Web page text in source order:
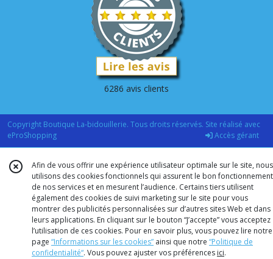
6286 avis clients
Copyright Boutique La-bidouillerie. Tous droits réservés. Site réalisé avec
eProShopping
Accès gérant
Afin de vous offrir une expérience utilisateur optimale sur le site, nous
utilisons des cookies fonctionnels qui assurent le bon fonctionnement
de nos services et en mesurent l’audience. Certains tiers utilisent
également des cookies de suivi marketing sur le site pour vous
montrer des publicités personnalisées sur d’autres sites Web et dans
leurs applications. En cliquant sur le bouton “J’accepte” vous acceptez
l’utilisation de ces cookies. Pour en savoir plus, vous pouvez lire notre
page “Informations sur les cookies” ainsi que notre “Politique de
confidentialité“. Vous pouvez ajuster vos préférences ici.